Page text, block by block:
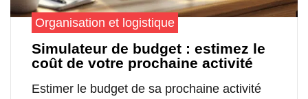
Organisation et logistique
Simulateur de budget : estimez le
coût de votre prochaine activité
Estimer le budget de sa prochaine activité